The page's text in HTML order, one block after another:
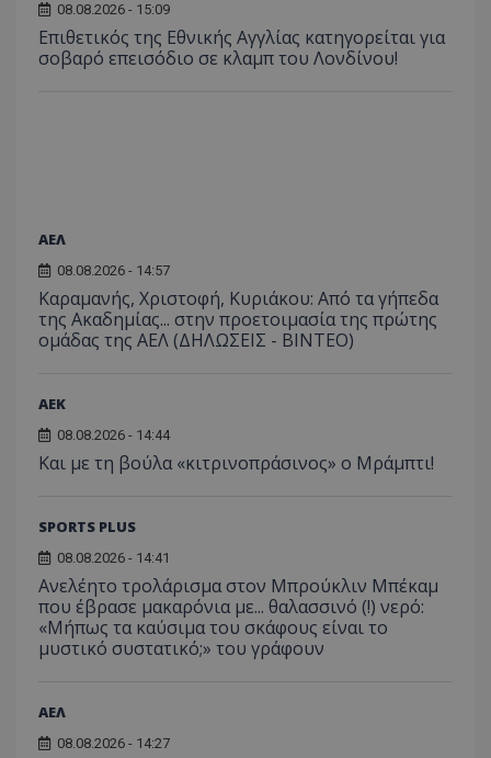
08.08.2026 - 15:09
Επιθετικός της Εθνικής Αγγλίας κατηγορείται για
σοβαρό επεισόδιο σε κλαμπ του Λονδίνου!
ΑΕΛ
08.08.2026 - 14:57
Καραμανής, Χριστοφή, Κυριάκου: Από τα γήπεδα
της Ακαδημίας... στην προετοιμασία της πρώτης
ομάδας της ΑΕΛ (ΔΗΛΩΣΕΙΣ - ΒΙΝΤΕΟ)
ΑEK
08.08.2026 - 14:44
Και με τη βούλα «κιτρινοπράσινος» ο Μράμπτι!
SPORTS PLUS
08.08.2026 - 14:41
Ανελέητο τρολάρισμα στον Μπρούκλιν Μπέκαμ
που έβρασε μακαρόνια με... θαλασσινό (!) νερό:
«Μήπως τα καύσιμα του σκάφους είναι το
μυστικό συστατικό;» του γράφουν
ΑΕΛ
08.08.2026 - 14:27